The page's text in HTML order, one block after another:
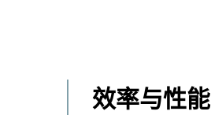
效率与性能